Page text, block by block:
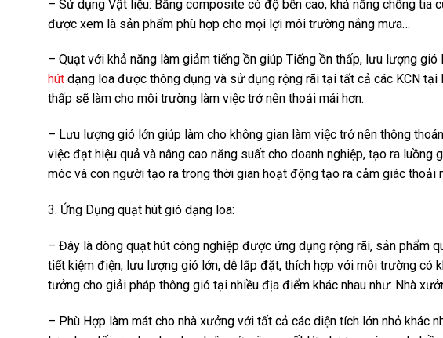
– Sử dụng Vật liệu: Bằng composite có độ bền cao, khả năng chống tia
được xem là sản phẩm phù hợp cho mọi lợi môi trường nắng mưa…
– Quạt với khả năng làm giảm tiếng ồn giúp Tiếng ồn thấp, lưu lượng
hút dạng loa được thông dụng và sử dụng rộng rãi tại tất cả các KCN
thấp sẽ làm cho môi trường làm việc trở nên thoải mái hơn.
– Lưu lượng gió lớn giúp làm cho không gian làm việc trở nên thông
việc đạt hiệu quả và nâng cao năng suất cho doanh nghiệp, tạo ra
móc và con người tạo ra trong thời gian hoạt động tạo ra cảm giác thoải
3. Ứng Dụng quạt hút gió dạng loa:
– Đây là dòng quạt hút công nghiệp được ứng dụng rộng rãi, sản phẩm
tiết kiệm điện, lưu lượng gió lớn, dễ lắp đặt, thích hợp với môi trường có
tưởng cho giải pháp thông gió tại nhiều địa điểm khác nhau như: Nhà
– Phù Hợp làm mát cho nhà xưởng với tất cả các diện tích lớn nhỏ khác